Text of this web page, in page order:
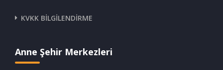
KVKK BİLGİLENDİRME
Anne Şehir Merkezleri